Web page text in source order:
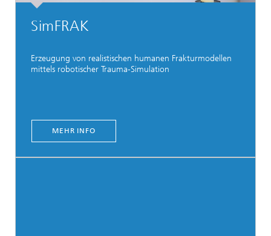
SimFRAK
Erzeugung von realistischen humanen Frakturmodellen
mittels robotischer Trauma-Simulation
MEHR INFO